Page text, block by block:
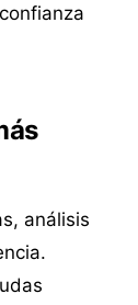
análisis